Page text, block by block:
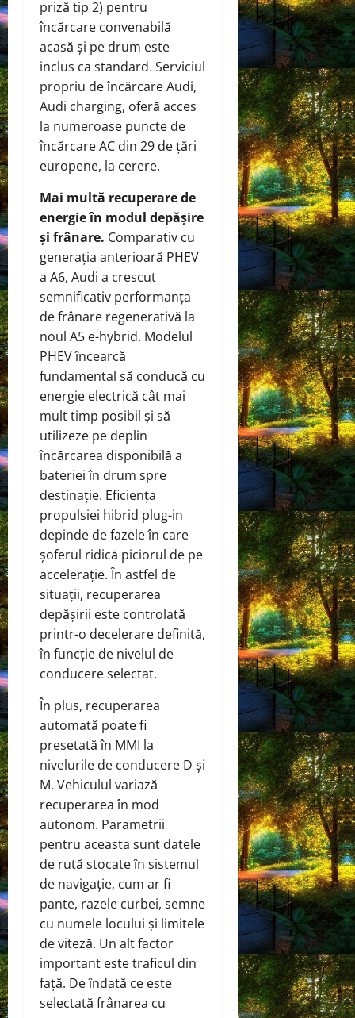
priză tip 2) pentru
încărcare convenabilă
acasă și pe drum este
inclus ca standard. Serviciul
propriu de încărcare Audi,
Audi charging, oferă acces
la numeroase puncte de
încărcare AC din 29 de țări
europene, la cerere.
Mai multă recuperare de
energie în modul depășire
și frânare. Comparativ cu
generația anterioară PHEV
a A6, Audi a crescut
semnificativ performanța
de frânare regenerativă la
noul A5 e-hybrid. Modelul
PHEV încearcă
fundamental să conducă cu
energie electrică cât mai
mult timp posibil și să
utilizeze pe deplin
încărcarea disponibilă a
bateriei în drum spre
destinație. Eficiența
propulsiei hibrid plug-in
depinde de fazele în care
șoferul ridică piciorul de pe
accelerație. În astfel de
situații, recuperarea
depășirii este controlată
printr-o decelerare definită,
în funcție de nivelul de
conducere selectat.
În plus, recuperarea
automată poate fi
presetată în MMI la
nivelurile de conducere D și
M. Vehiculul variază
recuperarea în mod
autonom. Parametrii
pentru aceasta sunt datele
de rută stocate în sistemul
de navigație, cum ar fi
pante, razele curbei, semne
cu numele locului și limitele
de viteză. Un alt factor
important este traficul din
față. De îndată ce este
selectată frânarea cu